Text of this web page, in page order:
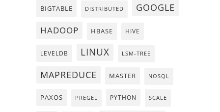
BIGTABLE DISTRIBUTED GOOGLE
HADOOP HBASE HIVE
LEVELDB LINUX LSM-TREE
MAPREDUCE MASTER NOSQL
PAXOS PREGEL PYTHON SCALE